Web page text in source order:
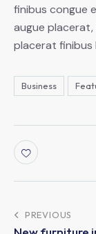
finibus congue
augue
placerat finibus
Business
PREVIOUS